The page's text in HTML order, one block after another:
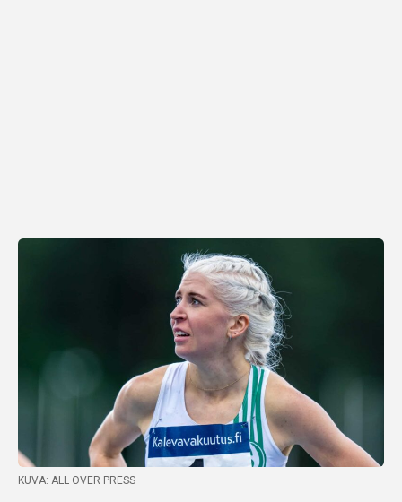
KUVA: ALL OVER PRESS